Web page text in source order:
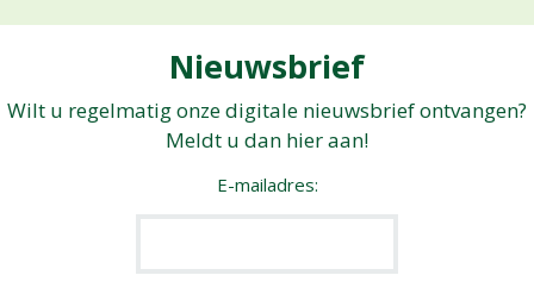
Nieuwsbrief
Wilt u regelmatig onze digitale nieuwsbrief ontvangen?
Meldt u dan hier aan!
E-mailadres: